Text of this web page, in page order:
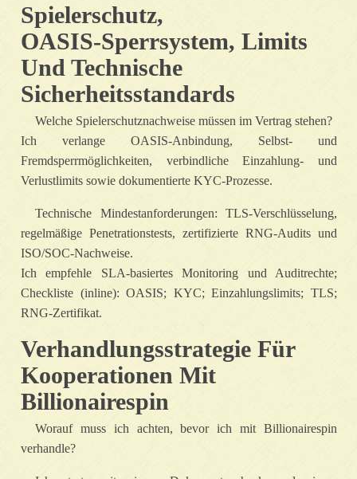
Spielerschutz,
OASIS‑Sperrsystem, Limits
Und Technische
Sicherheitsstandards
Welche Spielerschutznachweise müssen im Vertrag stehen?
Ich verlange OASIS‑Anbindung, Selbst‑ und
Fremdsperrmöglichkeiten, verbindliche Einzahlung‑ und
Verlustlimits sowie dokumentierte KYC‑Prozesse.
Technische Mindestanforderungen: TLS‑Verschlüsselung,
regelmäßige Penetrationstests, zertifizierte RNG‑Audits und
ISO/SOC‑Nachweise.
Ich empfehle SLA‑basiertes Monitoring und Auditrechte;
Checkliste (inline): OASIS; KYC; Einzahlungslimits; TLS;
RNG‑Zertifikat.
Verhandlungsstrategie Für
Kooperationen Mit
Billionairespin
Worauf muss ich achten, bevor ich mit Billionairespin
verhandle?